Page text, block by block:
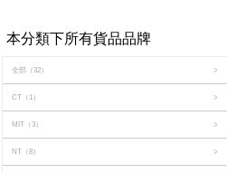
本分類下所有貨品品牌
全部 （32） >
CT （1） >
MIT （3） >
NT （8） >